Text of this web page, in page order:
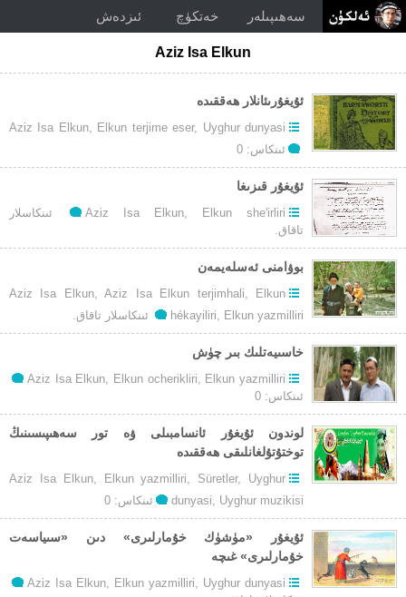
سەھىپىلەر خەتكۈچ ئىزدەش
Aziz Isa Elkun
ئۇيغۇرىئانلار ھەققىدە
Aziz Isa Elkun, Elkun terjime eser, Uyghur dunyasi
ئىنكاس: 0
ئۇيغۇر قىزىغا
Aziz Isa Elkun, Elkun she'irliri
توغرۇلۇق
ئىنكاسلار
تاقاق.
بوۋامنى ئەسلەيمەن
Aziz Isa Elkun,Aziz Isa Elkun terjimhali,
Elkun
hékayiliri, Elkun yazmilliri
توغرۇلۇق
ئىنكاسلار تاقاق.
خاسىيەتلىك بىر چۈش
Aziz Isa Elkun, Elkun ocherikliri, Elkun yazmilliri
ئىنكاس: 0
لوندون ئۇيغۇر ئانسامبىلى ۋە تور سەھىپىسىنىڭ
توختۇتۇلغانلىقى ھەققىدە
Aziz Isa Elkun, Elkun yazmilliri, Süretler, Uyghur
dunyasi, Uyghur muzikisi ئىنكاس: 0
ئۇيغۇر «مۈشۈك خۇمارلىرى» دىن «سىياسەت
خۇمارلىرى» غىچە
Aziz Isa Elkun, Elkun yazmilliri, Uyghur dunyasi